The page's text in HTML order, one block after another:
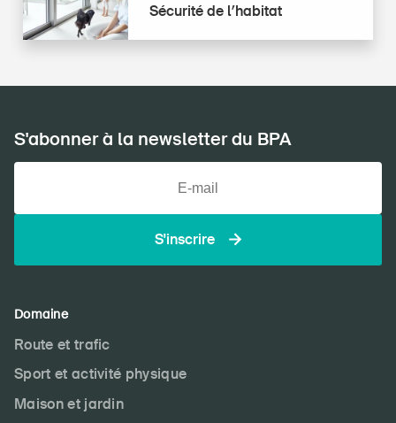
Sécurité de l’habitat
de
l’habitat
S'abonner à la newsletter du BPA
S'inscrire
Domaine
Route et trafic
Sport et activité physique
Maison et jardin